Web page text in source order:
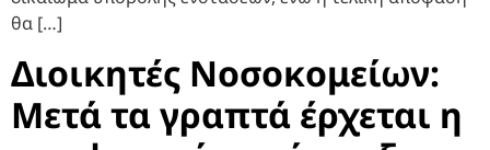
θα […]
Διοικητές Νοσοκομείων:
Μετά τα γραπτά έρχεται η